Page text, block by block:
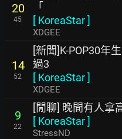
20
45
「
[ KoreaStar]
XDGEE
14
52
[新聞]K-POP30年
過3
[ KoreaStar]
XDGEE
9
22
[閒聊] 晚間有人拿
[ KoreaStar]
StressND